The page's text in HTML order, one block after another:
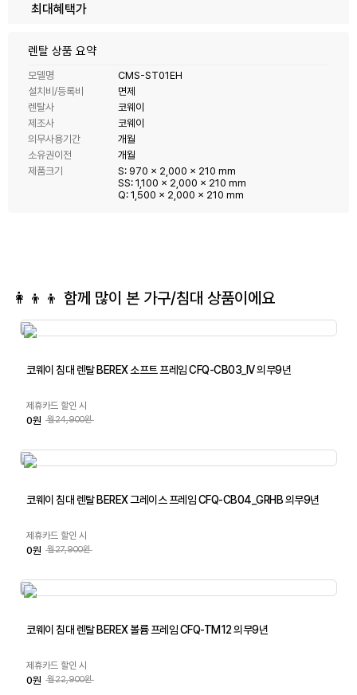
최대혜택가
렌탈 상품 요약
모델명
CMS-ST01EH
설치비/등록비
면제
렌탈사
코웨이
제조사
코웨이
의무사용기간
개월
소유권이전
개월
제품크기
S: 970 x 2,000 x 210 mm
SS: 1,100 x 2,000 x 210 mm
Q: 1,500 x 2,000 x 210 mm
👩‍👦‍👦 함께 많이 본 가구/침대 상품이에요
코웨이 침대 렌탈 BEREX 소프트 프레임 CFQ-CB03_IV 의무9년
제휴카드 할인 시
0원 월24,900원
코웨이 침대 렌탈 BEREX 그레이스 프레임 CFQ-CB04_GRHB 의무9년
제휴카드 할인 시
0원 월27,900원
코웨이 침대 렌탈 BEREX 볼륨 프레임 CFQ-TM12 의무9년
제휴카드 할인 시
0원 월22,900원